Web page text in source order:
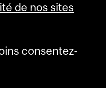
de nos sites
consentez-